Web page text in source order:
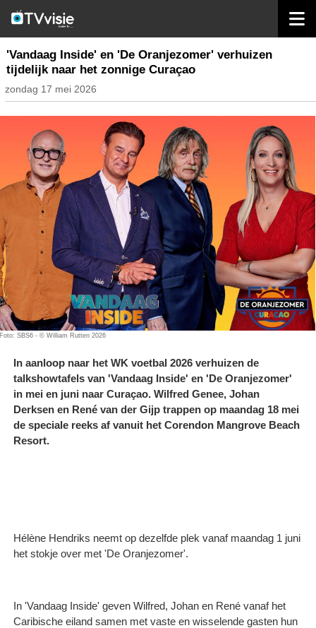
nieuws nederland
'Vandaag Inside' en 'De Oranjezomer' verhuizen
tijdelijk naar het zonnige Curaçao
zondag 17 mei 2026
Foto: SBS6 - © William Rutten 2026
In aanloop naar het WK voetbal 2026 verhuizen de
talkshowtafels van 'Vandaag Inside' en 'De Oranjezomer'
in mei en juni naar Curaçao. Wilfred Genee, Johan
Derksen en René van der Gijp trappen op maandag 18 mei
de speciale reeks af vanuit het Corendon Mangrove Beach
Resort.
Hélène Hendriks neemt op dezelfde plek vanaf maandag 1 juni
het stokje over met 'De Oranjezomer'.
In 'Vandaag Inside' geven Wilfred, Johan en René vanaf het
Caribische eiland samen met vaste en wisselende gasten hun